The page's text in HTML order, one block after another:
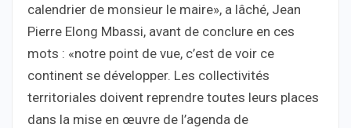
calendrier de monsieur le maire», a lâché, Jean
Pierre Elong Mbassi, avant de conclure en ces
mots : «notre point de vue, c’est de voir ce
continent se développer. Les collectivités
territoriales doivent reprendre toutes leurs places
dans la mise en œuvre de l’agenda de